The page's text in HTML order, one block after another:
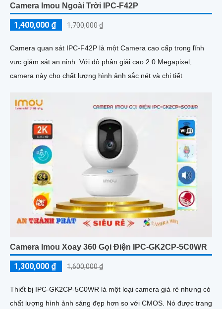
Camera Imou Ngoài Trời IPC-F42P
1,400,000 ₫ 1,700,000 ₫
Camera quan sát IPC-F42P là một Camera cao cấp trong lĩnh
vực giám sát an ninh. Với độ phân giải cao 2.0 Megapixel,
camera này cho chất lượng hình ảnh sắc nét và chi tiết
Camera Imou Xoay 360 Gọi Điện IPC-GK2CP-5C0WR
1,300,000 ₫ 1,600,000 ₫
Thiết bị IPC-GK2CP-5C0WR là một loại camera giá rẻ nhưng có
chất lượng hình ảnh sáng đẹp hơn so với CMOS. Nó được trang